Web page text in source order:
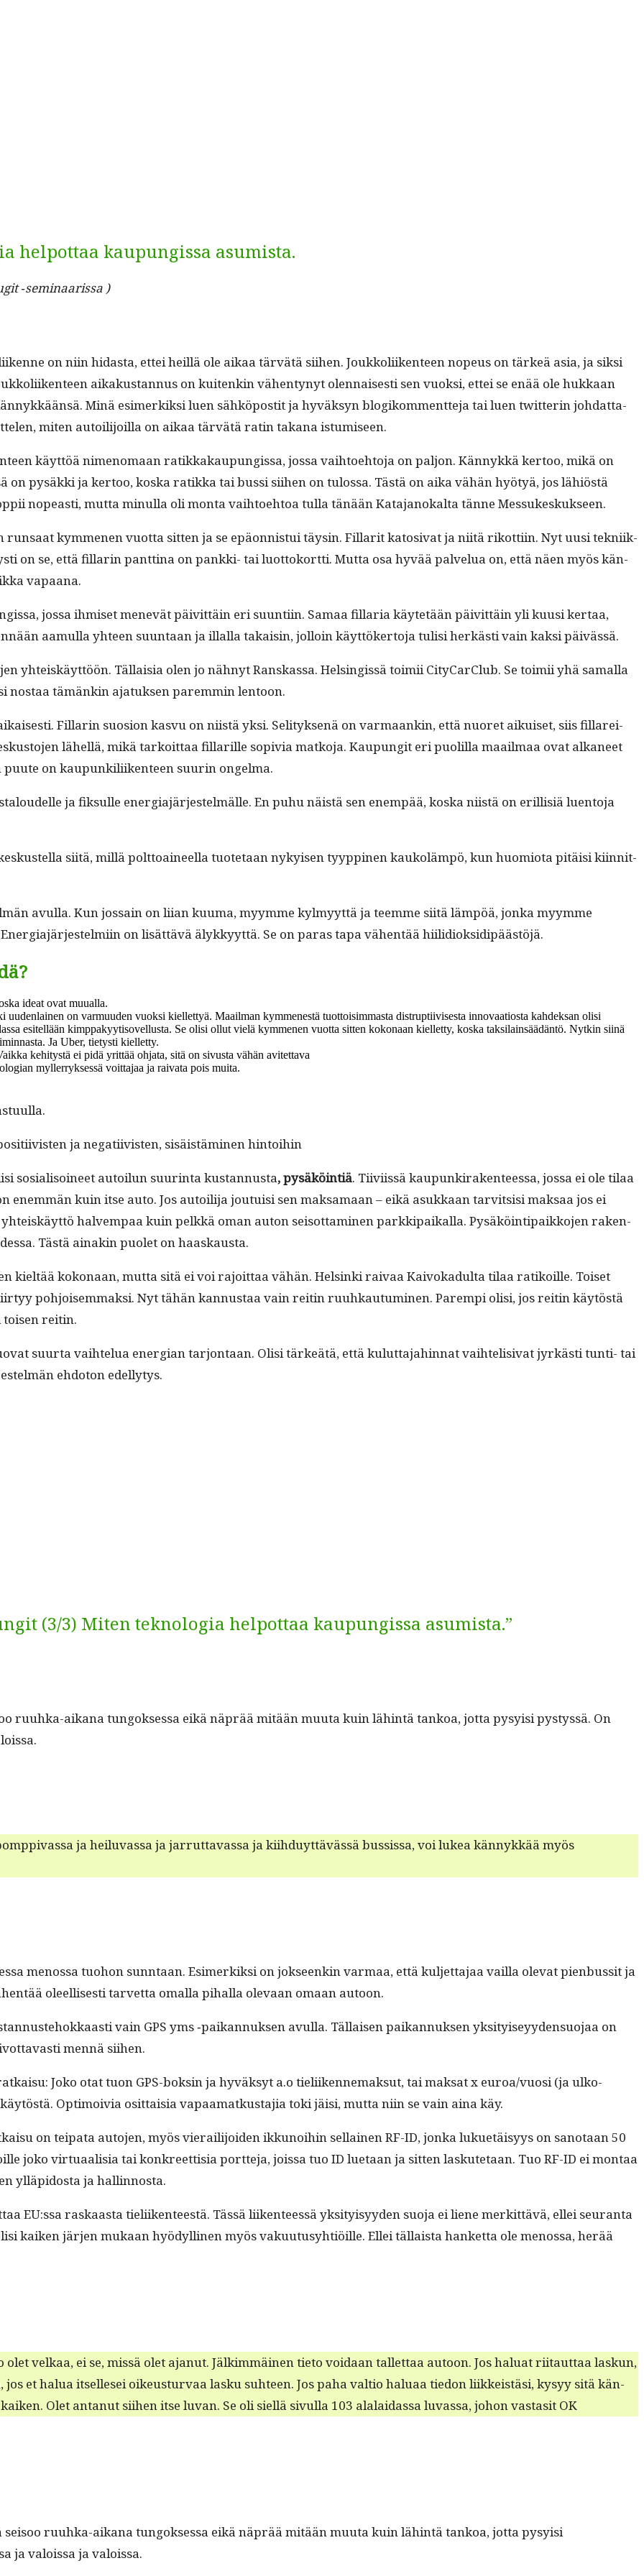
helpottaa kaupungissa asumista.
‑sem­i­naaris­sa )
on niin hidas­ta, ettei heil­lä ole aikaa tärvätä siihen. Joukkoli­iken­teen nopeus on tärkeä asia, ja sik­si
aikakus­tan­nus on kuitenkin vähen­tynyt olen­nais­es­ti sen vuok­si, ettei se enää ole hukkaan
Minä esimerkik­si luen sähkö­pos­tit ja hyväksyn blogikom­ment­te­ja tai luen twit­terin joh­dat­ta­
miten autoil­i­joil­la on aikaa tärvätä ratin takana istumiseen.
käyt­töä nimeno­maan ratikkakaupungis­sa, jos­sa vai­h­toe­hto­ja on paljon. Kän­nykkä ker­too, mikä on
pysäk­ki ja ker­too, kos­ka ratik­ka tai bus­si siihen on tulos­sa. Tästä on aika vähän hyö­tyä, jos lähiöstä
nopeasti, mut­ta min­ul­la oli mon­ta vai­h­toe­htoa tul­la tänään Kata­janokalta tänne Messukeskukseen.
run­saat kymme­nen vuot­ta sit­ten ja se epäon­nis­tui täysin. Fil­lar­it kato­si­vat ja niitä rikot­ti­in. Nyt uusi tekni­ik­
on se, että fil­lar­in pant­ti­na on pank­ki- tai luot­toko­rt­ti. Mut­ta osa hyvää palvelua on, että näen myös kän­
vapaana.
jos­sa ihmiset menevät päivit­täin eri suun­ti­in. Samaa fil­lar­ia käytetään päivit­täin yli kuusi ker­taa,
aamul­la yhteen suun­taan ja illal­la takaisin, jol­loin käyt­tök­er­to­ja tulisi herkästi vain kak­si päivässä.
yhteiskäyt­töön. Täl­laisia olen jo näh­nyt Ran­skas­sa. Helsingis­sä toimii City­Car­Club. Se toimii yhä samal­la
nos­taa tämänkin ajatuk­sen parem­min lentoon.
Fil­lar­in suo­sion kasvu on niistä yksi. Seli­tyk­senä on var­maankin, että nuoret aikuiset, siis fil­larei­
lähel­lä, mikä tarkoit­taa fil­lar­ille sopivia matko­ja. Kaupun­git eri puo­lil­la maail­maa ovat alka­neet
on kaupunkili­iken­teen suurin ongelma.
ja fik­sulle ener­gia­jär­jestelmälle. En puhu näistä sen enem­pää, kos­ka niistä on eril­lisiä luen­to­ja
siitä, mil­lä polt­toaineel­la tuote­taan nykyisen tyyp­pinen kaukoläm­pö, kun huomio­ta pitäisi kiin­nit­
avul­la. Kun jos­sain on liian kuuma, myymme kylmyyt­tä ja teemme siitä läm­pöä, jon­ka myymme
on lisät­tävä älykkyyt­tä. Se on paras tapa vähen­tää hiilidioksidipäästöjä.
ideat ovat muualla.
on var­muu­den vuok­si kiel­let­tyä. Maail­man kymmen­estä tuot­toisim­mas­ta dis­trup­ti­ivis­es­ta inno­vaa­tios­ta kahdek­san olisi
esitel­lään kimp­pakyyti­sovel­lus­ta. Se olisi ollut vielä kymme­nen vuot­ta sit­ten kokon­aan kiel­let­ty, kos­ka tak­si­lain­säädän­tö. Nytkin siinä
Ja Uber, tietysti kielletty.
kehi­tys­tä ei pidä yrit­tää ohja­ta, sitä on sivus­ta vähän avitettava
myller­ryk­sessä voit­ta­jaa ja rai­va­ta pois muita.
ja negati­ivis­ten, sisäistämi­nen hintoihin
sosial­isoi­neet autoilun suur­in­ta kus­tan­nus­ta, pysäköin­tiä. Tiivi­is­sä kaupunki­rak­en­teessa, jos­sa ei ole tilaa
kuin itse auto. Jos autoil­i­ja jou­tu­isi sen mak­samaan – eikä asukkaan tarvit­sisi mak­saa jos ei
halvem­paa kuin pelkkä oman auton seisot­ta­mi­nen parkkipaikalla. Pysäköin­tipaikko­jen rak­en­
Tästä ainakin puo­let on haaskausta.
kieltää kokon­aan, mut­ta sitä ei voi rajoit­taa vähän. Helsin­ki raivaa Kai­vokadul­ta tilaa ratikoille. Toiset
pohjoisem­mak­si. Nyt tähän kan­nus­taa vain reitin ruuhkau­tu­mi­nen. Parem­pi olisi, jos reitin käytöstä
reitin.
suur­ta vai­htelua ener­gian tar­jon­taan. Olisi tärkeätä, että kulut­ta­jahin­nat vai­htelisi­vat jyrkästi tun­ti- tai
ehdo­ton edellytys.
(3/3) Miten teknologia helpottaa kaupungissa asumista.”
ruuh­ka-aikana tun­gok­ses­sa eikä näprää mitään muu­ta kuin lähin­tä tankoa, jot­ta pysy­isi pystyssä. On
ja heilu­vas­sa ja jar­rut­tavas­sa ja kiih­duyt­tävässä bus­sis­sa, voi lukea kän­nykkää myös
menos­sa tuo­hon sun­ntaan. Esimerkik­si on jok­seenkin var­maa, että kul­jet­ta­jaa vail­la ole­vat pien­bus­sit ja
oleel­lis­es­ti tarvet­ta oma­l­la pihal­la ole­vaan omaan autoon.
vain GPS yms ‑paikan­nuk­sen avul­la. Täl­laisen paikan­nuk­sen yksi­tyiseyy­den­suo­jaa on
men­nä siihen.
Joko otat tuon GPS-boksin ja hyväksyt a.o tieli­iken­nemak­sut, tai mak­sat x euroa/vuosi (ja ulko­
Opti­moivia osit­taisia vapaa­matkus­ta­jia toki jäisi, mut­ta niin se vain aina käy.
on teipa­ta auto­jen, myös vierail­i­joiden ikkunoi­hin sel­l­ainen RF-ID, jon­ka lukuetäisyys on san­o­taan 50
joko vir­tu­aal­isia tai konkreet­tisia port­te­ja, jois­sa tuo ID lue­taan ja sit­ten laskute­taan. Tuo RF-ID ei mon­taa
ylläpi­dos­ta ja hallinnosta.
EU:ssa raskaas­ta tieli­iken­teestä. Tässä liiken­teessä yksi­ty­isyy­den suo­ja ei liene merkit­tävä, ellei seu­ran­ta
kaiken jär­jen mukaan hyödylli­nen myös vaku­u­tusy­htiöille. Ellei täl­laista han­ket­ta ole menos­sa, herää
velkaa, ei se, mis­sä olet ajanut. Jälkim­mäi­nen tieto voidaan tal­let­taa autoon. Jos halu­at riitaut­taa laskun,
jos et halua itselle­sei oikeustur­vaa lasku suh­teen. Jos paha val­tio halu­aa tiedon liikkeistäsi, kysyy sitä kän­
Olet antanut siihen itse luvan. Se oli siel­lä sivul­la 103 alalaidas­sa luvas­sa, johon vas­t­a­sit OK
ruuh­ka-aikana tun­gok­ses­sa eikä näprää mitään muu­ta kuin lähin­tä tankoa, jot­ta pysy­isi
ja val­ois­sa ja valoissa.